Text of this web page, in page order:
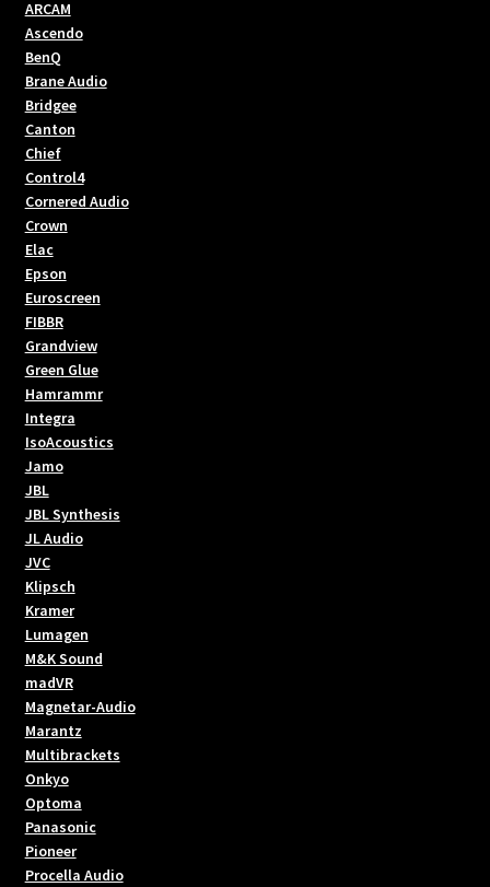
ARCAM
Ascendo
BenQ
Brane Audio
Bridgee
Canton
Chief
Control4
Cornered Audio
Crown
Elac
Epson
Euroscreen
FIBBR
Grandview
Green Glue
Hamrammr
Integra
IsoAcoustics
Jamo
JBL
JBL Synthesis
JL Audio
JVC
Klipsch
Kramer
Lumagen
M&K Sound
madVR
Magnetar-Audio
Marantz
Multibrackets
Onkyo
Optoma
Panasonic
Pioneer
Procella Audio